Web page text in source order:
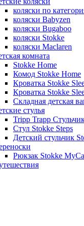
коляски по
коляски Babyzen
коляски Bugaboo
коляски Stokke
коляски Maclaren
комната
Stokke Home
Комод Stokke Home
Кроватка Stokke
Кроватка Stokke
Складная детская
стулья
Tripp Trapp
Стул Stokke Steps
Детский стульчик
Рюкзак Stokke